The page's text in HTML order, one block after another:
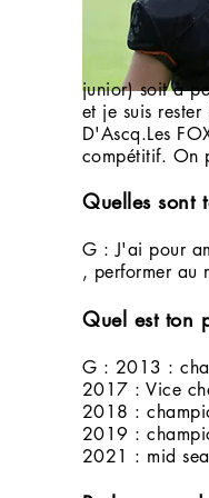
G : Je
junior) soit à
et je suis
D'Ascq.Les
compétitif. On
Quelles sont
G : J'ai pour
, performer au
Quel est ton
G : 2013 :
2017 : Vice
2018 :
2019 :
2021 : mid